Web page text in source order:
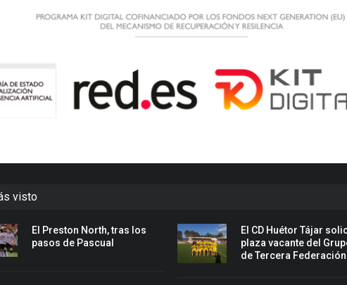
visto
El Preston North, tras los
pasos de Pascual
El CD Huétor Tájar
plaza vacante del
de Tercera Federación